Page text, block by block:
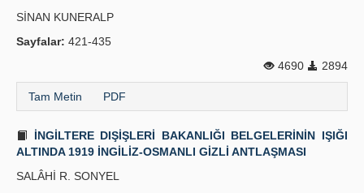
SİNAN KUNERALP
Sayfalar: 421-435
4690
2894
Tam Metin PDF
İNGİLTERE DIŞİŞLERİ BAKANLIĞI BELGELERİNİN IŞIĞI
ALTINDA 1919 İNGİLİZ-OSMANLI GİZLİ ANTLAŞMASI
SALÂHİ R. SONYEL